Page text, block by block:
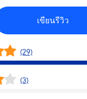
เขียนรีวิว
(29)
(3)